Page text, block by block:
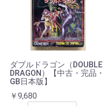
ダブルドラゴン（DOUBLE
DRAGON）【中古・完品・
GB日本版】
￥9,680